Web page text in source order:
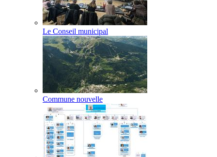
Le Conseil municipal
Commune nouvelle